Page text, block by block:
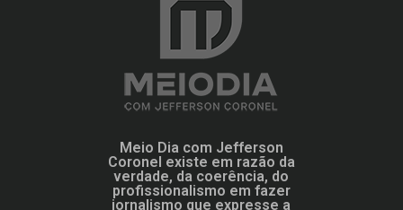
Meio Dia com Jefferson
Coronel existe em razão da
verdade, da coerência, do
profissionalismo em fazer
jornalismo que expresse a